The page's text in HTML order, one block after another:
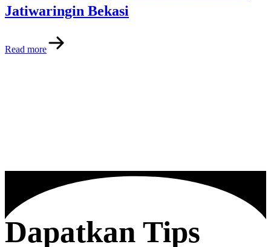
Jatiwaringin Bekasi
Read more
Dapatkan Tips